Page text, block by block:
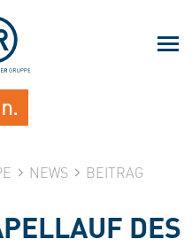
NEWS BEITRAG
DES